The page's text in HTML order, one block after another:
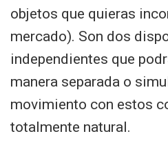
objetos que quieras
mercado). Son dos
independientes que
manera separada o
movimiento con estos
totalmente natural.